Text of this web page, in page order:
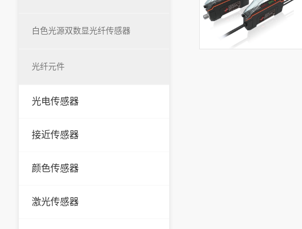
白色光源双数显光纤传感器
光纤元件
光电传感器
接近传感器
颜色传感器
激光传感器